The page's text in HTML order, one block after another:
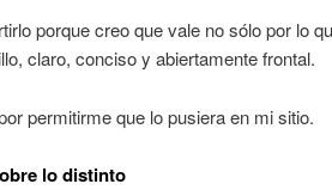
porque creo que vale no sólo por lo
claro, conciso y abiertamente frontal.
permitirme que lo pusiera en mi sitio.
lo distinto